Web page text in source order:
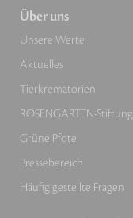
Über uns
Unsere Werte
Aktuelles
Tierkrematorien
ROSENGARTEN-Stiftung
Grüne Pfote
Pressebereich
Häufig gestellte Fragen